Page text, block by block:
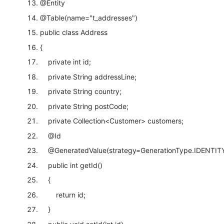
@Entity
@Table(name="t_addresses")
public class Address
{
private int id;
private String addressLine;
private String country;
private String postCode;
private Collection<Customer> customers;
@Id
@GeneratedValue
public int getId()
{
return id;
}